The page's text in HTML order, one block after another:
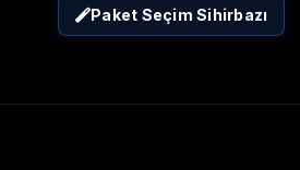
Paket Seçim Sihirbazı